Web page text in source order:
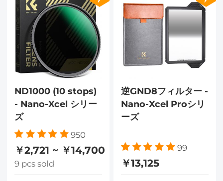
ND1000 (10 stops)
- Nano-Xcel シリー
ズ
950
￥2,721 ~ ￥14,700
9 pcs sold
逆GND8フィルター -
Nano-Xcel Proシリ
ーズ
99
￥13,125